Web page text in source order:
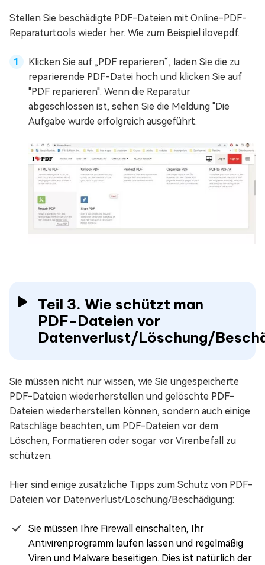
Stellen Sie beschädigte PDF-Dateien mit Online-PDF-
Reparaturtools wieder her. Wie zum Beispiel ilovepdf.
Klicken Sie auf „PDF reparieren“, laden Sie die zu
reparierende PDF-Datei hoch und klicken Sie auf
"PDF reparieren". Wenn die Reparatur
abgeschlossen ist, sehen Sie die Meldung "Die
Aufgabe wurde erfolgreich ausgeführt.
Teil 3. Wie schützt man
PDF-Dateien vor
Datenverlust/Löschung/
Sie müssen nicht nur wissen, wie Sie ungespeicherte
PDF-Dateien wiederherstellen und gelöschte PDF-
Dateien wiederherstellen können, sondern auch einige
Ratschläge beachten, um PDF-Dateien vor dem
Löschen, Formatieren oder sogar vor Virenbefall zu
schützen.
Hier sind einige zusätzliche Tipps zum Schutz von PDF-
Dateien vor Datenverlust/Löschung/Beschädigung:
Sie müssen Ihre Firewall einschalten, Ihr
Antivirenprogramm laufen lassen und regelmäßig
Viren und Malware beseitigen. Dies ist natürlich der